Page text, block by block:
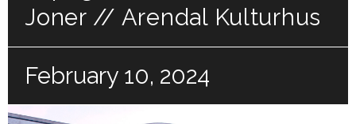
Joner // Arendal Kulturhus
February 10, 2024